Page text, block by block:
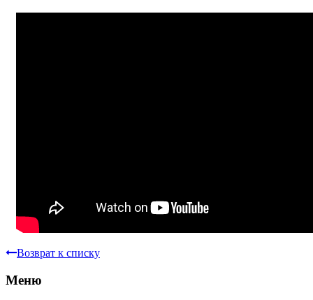
Возврат к списку
Меню